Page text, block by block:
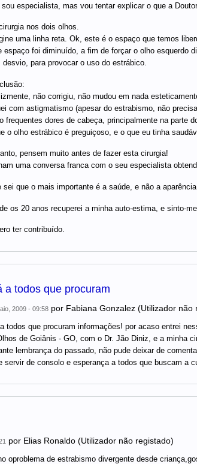
sou especialista, mas vou tentar explicar o que a
nos dois olhos.
uma linha reta. Ok, este é o espaço que temos
espaço foi diminuído, a fim de forçar o olho esquerdo
desvio, para provocar o uso do estrábico.
não corrigiu, não mudou em nada
com astigmatismo (apesar do estrabismo, não
frequentes dores de cabeça, principalmente na parte
o olho estrábico é preguiçoso, e o que eu tinha
pensem muito antes de fazer esta cirurgia!
uma conversa franca com o seu especialista
sei que o mais importante é a saúde, e não a
os 20 anos recuperei a minha auto-estima, e sinto-
ter contribuído.
a todos que procuram
2009 - 09:58por Fabiana Gonzalez (Utilizador não
todos que procuram informações! por acaso entrei
de Goiânis - GO, com o Dr. Jão Diniz, e a minha
lembrança do passado, não pude deixar de
servir de consolo e esperança a todos que buscam a
por Elias Ronaldo (Utilizador não registado)
oproblema de estrabismo divergente desde